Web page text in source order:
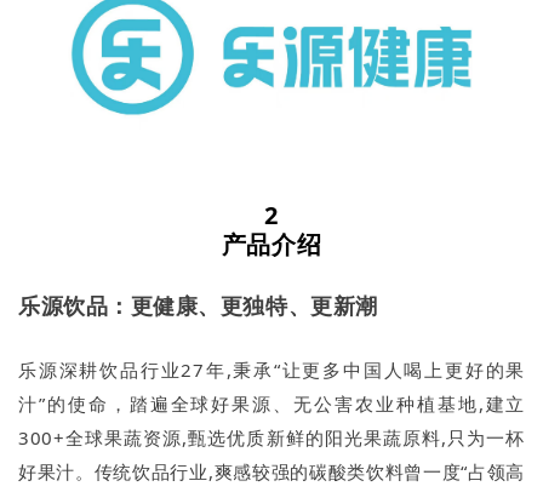
2
产品介绍
乐源饮品：更健康、更独特、更新潮
乐源深耕饮品行业27年,秉承“让更多中国人喝上更好的果
汁”的使命，踏遍全球好果源、无公害农业种植基地,建立
300+全球果蔬资源,甄选优质新鲜的阳光果蔬原料,只为一杯
好果汁。传统饮品行业,爽感较强的碳酸类饮料曾一度“占领高